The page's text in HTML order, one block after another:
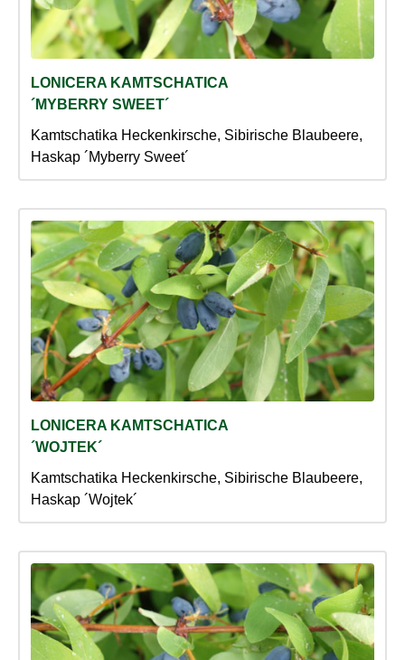
LONICERA KAMTSCHATICA
´MYBERRY SWEET´
Kamtschatika Heckenkirsche, Sibirische Blaubeere,
Haskap ´Myberry Sweet´
LONICERA KAMTSCHATICA
´WOJTEK´
Kamtschatika Heckenkirsche, Sibirische Blaubeere,
Haskap ´Wojtek´